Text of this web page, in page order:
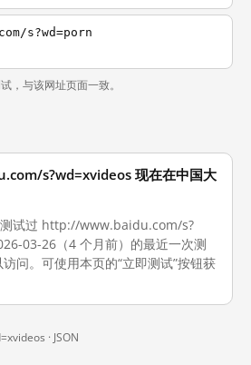
s?wd=porn
，与该网址页面一致。
s?wd=xvideos 现在在中国大
试过 http://www.baidu.com/s?
03-26（4 个月前）的最近一次测
问。可使用本页的“立即测试”按钮获
· JSON